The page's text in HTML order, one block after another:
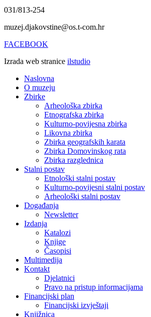
031/813-254
muzej.djakovstine@os.t-com.hr
FACEBOOK
Izrada web stranice ilstudio
Naslovna
O muzeju
Zbirke
Arheološka zbirka
Etnografska zbirka
Kulturno-povijesna zbirka
Likovna zbirka
Zbirka geografskih karata
Zbirka Domovinskog rata
Zbirka razglednica
Stalni postav
Etnološki stalni postav
Kulturno-povijesni stalni postav
Arheološki stalni postav
Događanja
Newsletter
Izdanja
Katalozi
Knjige
Časopisi
Multimedija
Kontakt
Djelatnici
Pravo na pristup informacijama
Financijski plan
Financijski izvještaji
Knjižnica